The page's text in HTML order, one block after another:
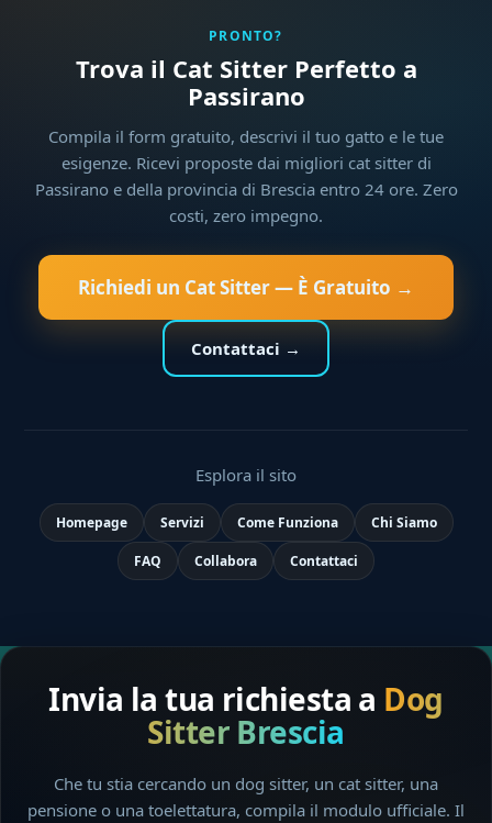
PRONTO?
Trova il Cat Sitter Perfetto a
Passirano
Compila il form gratuito, descrivi il tuo gatto e le tue
esigenze. Ricevi proposte dai migliori cat sitter di
Passirano e della provincia di Brescia entro 24 ore. Zero
costi, zero impegno.
Richiedi un Cat Sitter — È Gratuito →
Contattaci →
Esplora il sito
Homepage Servizi Come Funziona Chi Siamo
FAQ Collabora Contattaci
Invia la tua richiesta a Dog
Sitter Brescia
Che tu stia cercando un dog sitter, un cat sitter, una
pensione o una toelettatura, compila il modulo ufficiale. Il